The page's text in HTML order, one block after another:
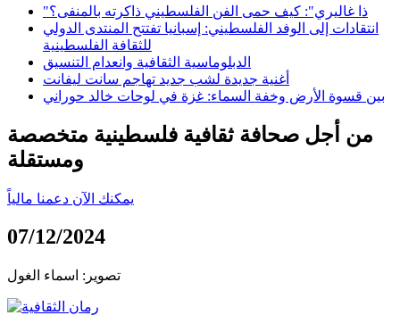
"ذا غاليري": كيف حمى الفن الفلسطيني ذاكرته بالمنفى؟
انتقادات إلى الوفد الفلسطيني: إسبانيا تفتتح المنتدى الدولي
للثقافة الفلسطينية
الدبلوماسية الثقافية وانعدام التنسيق
أغنية جديدة لشب جديد تهاجم سانت ليفانت
بين قسوة الأرض وخفة السماء: غزة في لوحات خالد حوراني
من أجل صحافة ثقافية فلسطينية متخصصة
ومستقلة
يمكنك الآن دعمنا مالياً
07/12/2024
تصوير: اسماء الغول